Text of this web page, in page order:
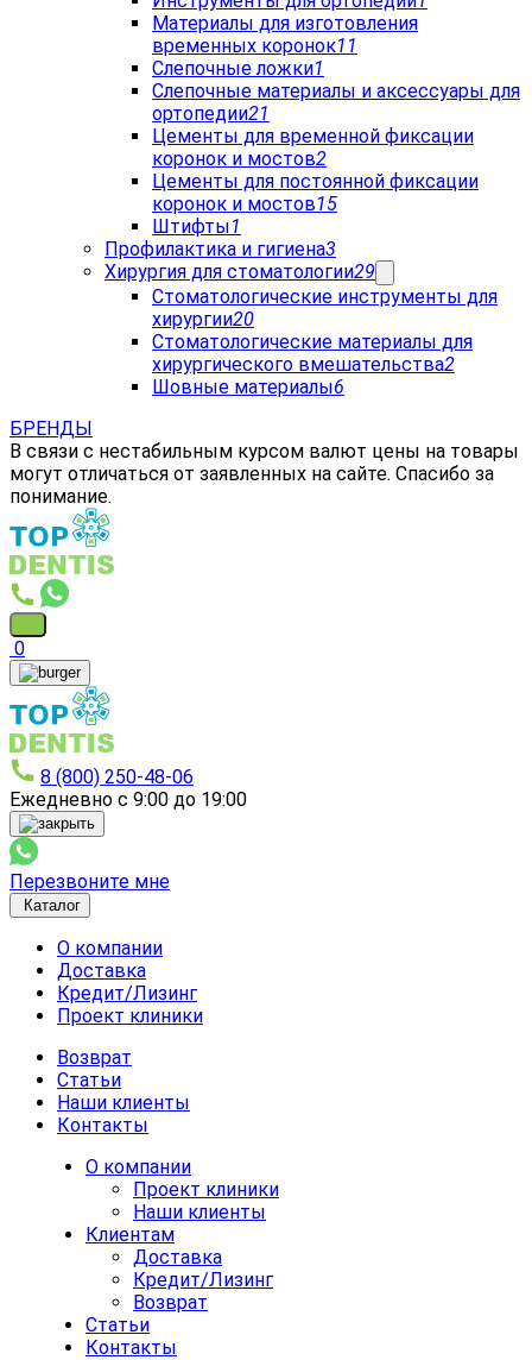
Материалы для изготовления
временных коронок11
Слепочные ложки1
Слепочные материалы и аксессуары для
ортопедии21
Цементы для временной фиксации
коронок и мостов2
Цементы для постоянной фиксации
коронок и мостов15
Штифты1
Профилактика и гигиена3
Хирургия для стоматологии29
Стоматологические инструменты для
хирургии20
Стоматологические материалы для
хирургического вмешательства2
Шовные материалы6
БРЕНДЫ
В связи с нестабильным курсом валют цены на товары
могут отличаться от заявленных на сайте. Спасибо за
понимание.
0
8 (800) 250-48-06
Ежедневно с 9:00 до 19:00
Перезвоните мне
Каталог
О компании
Доставка
Кредит/Лизинг
Проект клиники
Возврат
Статьи
Наши клиенты
Контакты
О компании
Проект клиники
Наши клиенты
Клиентам
Доставка
Кредит/Лизинг
Возврат
Статьи
Контакты